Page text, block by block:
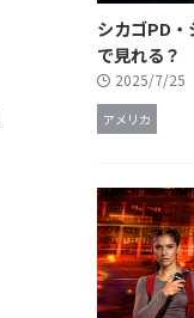
シカゴPD・
で見れる？
2025/7/25
アメリカ